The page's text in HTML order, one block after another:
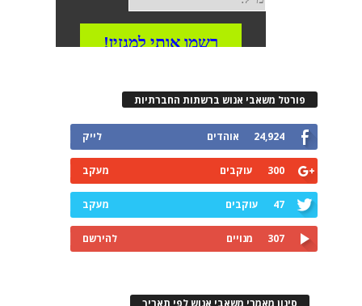
פורטל משאבי אנוש ברשתות החברתיות
24,924 אוהדים לייק
300 עוקבים מעקב
47 עוקבים מעקב
307 מנויים להירשם
סינון מאמרי משאבי אנוש לפי תאריך